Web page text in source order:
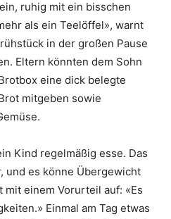
ruhig mit ein bisschen
als ein Teelöffel», warnt
in der großen Pause
Eltern könnten dem Sohn
eine dick belegte
mitgeben sowie
Kind regelmäßig esse. Das
und es könne Übergewicht
einem Vorurteil auf: «Es
Einmal am Tag etwas